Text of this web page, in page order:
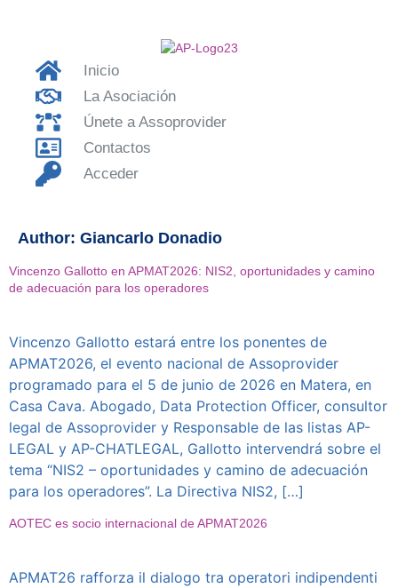
Inicio
La Asociación
Únete a Assoprovider
Contactos
Acceder
Author: Giancarlo Donadio
Vincenzo Gallotto en APMAT2026: NIS2, oportunidades y camino
de adecuación para los operadores
Vincenzo Gallotto estará entre los ponentes de
APMAT2026, el evento nacional de Assoprovider
programado para el 5 de junio de 2026 en Matera, en
Casa Cava. Abogado, Data Protection Officer, consultor
legal de Assoprovider y Responsable de las listas AP-
LEGAL y AP-CHATLEGAL, Gallotto intervendrá sobre el
tema “NIS2 – oportunidades y camino de adecuación
para los operadores”. La Directiva NIS2, […]
AOTEC es socio internacional de APMAT2026
APMAT26 rafforza il dialogo tra operatori indipendenti